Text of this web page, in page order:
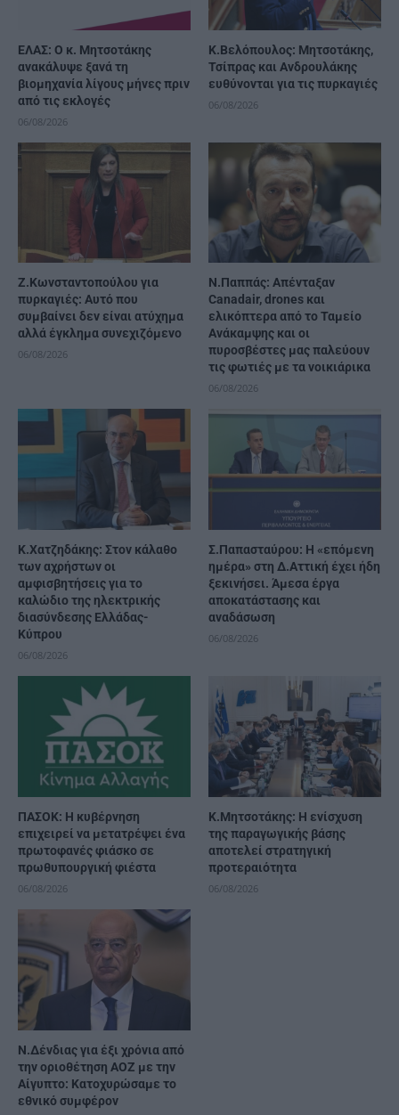
ΕΛΑΣ: Ο κ. Μητσοτάκης
ανακάλυψε ξανά τη
βιομηχανία λίγους μήνες πριν
από τις εκλογές
06/08/2026
K.Βελόπουλος: Μητσοτάκης,
Τσίπρας και Ανδρουλάκης
ευθύνονται για τις πυρκαγιές
06/08/2026
Ζ.Κωνσταντοπούλου για
πυρκαγιές: Αυτό που
συμβαίνει δεν είναι ατύχημα
αλλά έγκλημα συνεχιζόμενο
06/08/2026
Ν.Παππάς: Απένταξαν
Canadair, drones και
ελικόπτερα από το Ταμείο
Ανάκαμψης και οι
πυροσβέστες μας παλεύουν
τις φωτιές με τα νοικιάρικα
06/08/2026
Κ.Χατζηδάκης: Στον κάλαθο
των αχρήστων οι
αμφισβητήσεις για το
καλώδιο της ηλεκτρικής
διασύνδεσης Ελλάδας-
Κύπρου
06/08/2026
Σ.Παπασταύρου: Η «επόμενη
ημέρα» στη Δ.Αττική έχει ήδη
ξεκινήσει. Άμεσα έργα
αποκατάστασης και
αναδάσωση
06/08/2026
ΠΑΣΟΚ: Η κυβέρνηση
επιχειρεί να μετατρέψει ένα
πρωτοφανές φιάσκο σε
πρωθυπουργική φιέστα
06/08/2026
Κ.Μητσοτάκης: Η ενίσχυση
της παραγωγικής βάσης
αποτελεί στρατηγική
προτεραιότητα
06/08/2026
Ν.Δένδιας για έξι χρόνια από
την οριοθέτηση ΑΟΖ με την
Αίγυπτο: Κατοχυρώσαμε το
εθνικό συμφέρον